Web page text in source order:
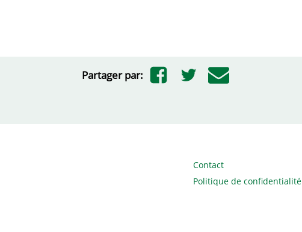
Partager par:
Contact
Politique de confidentialité